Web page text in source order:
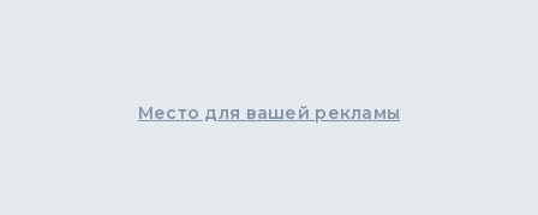
Место для вашей рекламы